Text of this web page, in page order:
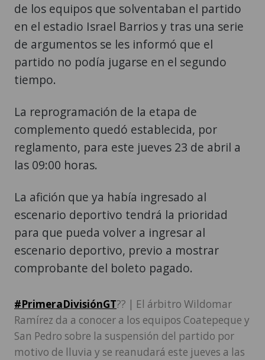
de los equipos que solventaban el partido
en el estadio Israel Barrios y tras una serie
de argumentos se les informó que el
partido no podía jugarse en el segundo
tiempo.
La reprogramación de la etapa de
complemento quedó establecida, por
reglamento, para este jueves 23 de abril a
las 09:00 horas.
La afición que ya había ingresado al
escenario deportivo tendrá la prioridad
para que pueda volver a ingresar al
escenario deportivo, previo a mostrar
comprobante del boleto pagado.
#PrimeraDivisiónGT?? | El árbitro Wildomar
Ramírez da a conocer a los equipos Coatepeque y
San Pedro sobre la suspensión del partido por
motivo de lluvia y se reanudará este jueves a las